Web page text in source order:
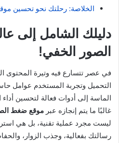
الخلاصة: رحلتك نحو تحسين
دليلك الشامل إلى
الصور الخفي!
في عصر تتسارع فيه وتيرة المحتوى
التحميل وتجربة المستخدم عوامل
الماسة إلى أدوات فعالة لتحسين
غالبًا ما يتم إنجازه عبر موقع ضغط
ليست مجرد عملية تقنية، بل هي
رسالتك بفعالية، وجذب الزوار،